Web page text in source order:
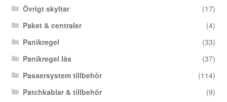
Övrigt skyltar
(17)
Paket & centraler
(4)
Panikregel
(33)
Panikregel lås
(37)
Passersystem tillbehör
(114)
Patchkablar & tillbehör
(9)